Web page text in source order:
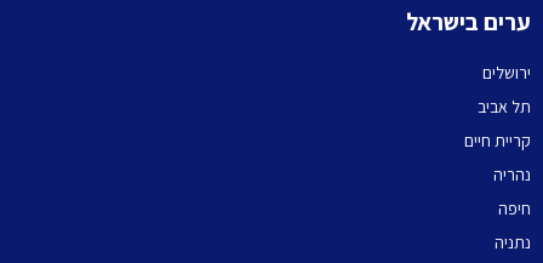
ערים בישראל
ירושלים
תל אביב
קריית חיים
נהריה
חיפה
נתניה